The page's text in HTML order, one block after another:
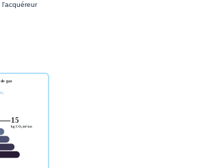
l'acquéreur